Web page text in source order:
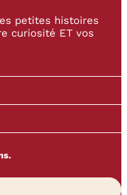
petites histoires
curiosité ET vos